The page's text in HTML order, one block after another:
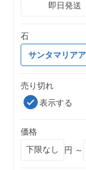
即日発送
石
サンタマリア
売り切れ
表示する
価格
円 ～